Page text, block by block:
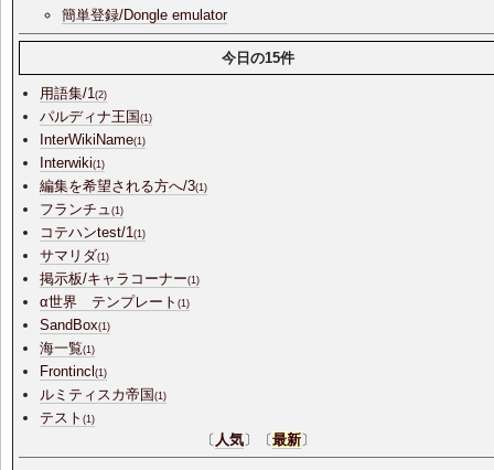
簡単登録/Dongle emulator
今日の15件
用語集/1(2)
パルディナ王国(1)
InterWikiName(1)
Interwiki(1)
編集を希望される方へ/3(1)
フランチュ(1)
コテハンtest/1(1)
サマリダ(1)
掲示板/キャラコーナー(1)
α世界 テンプレート(1)
SandBox(1)
海一覧(1)
Frontincl(1)
ルミティスカ帝国(1)
テスト(1)
〔 人気〕〔最新〕